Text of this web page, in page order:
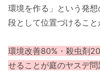
環境を作る」という発
段として位置づけること
環境改善80%・殺虫剤
せることが庭のヤスデ問